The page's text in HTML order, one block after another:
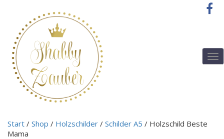
T
o
Start / Shop / Holzschilder / Schilder A5 / Holzschild Beste
Mama